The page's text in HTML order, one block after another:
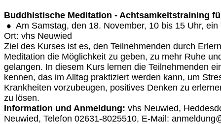
Buddhistische Meditation - Achtsamkeitstraining
Am Samstag, den 18. November, 10 bis 15 Uhr, ein
Ort: vhs Neuwied
Ziel des Kurses ist es, den Teilnehmenden durch
Meditation die Möglichkeit zu geben, zu mehr Ruhe
gelangen. In diesem Kurs lernen die Teilnehmenden
kennen, das im Alltag praktiziert werden kann, um
Krankheiten vorzubeugen, positives Denken zu
zu lösen.
Information und Anmeldung: vhs Neuwied,
Neuwied, Telefon 02631-8025510, E-Mail: